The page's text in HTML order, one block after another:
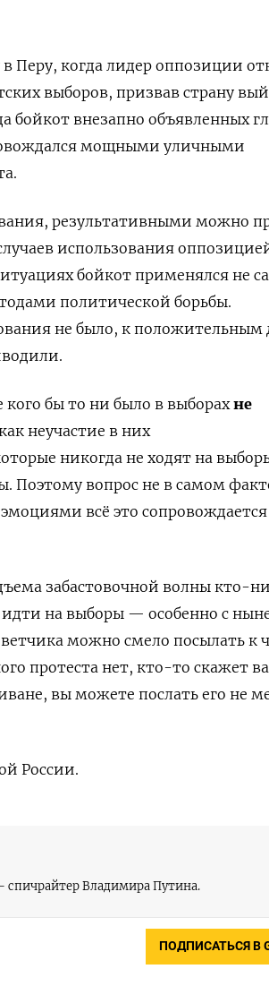
Перу, когда лидер оппозиции
выборов, призвав страну
бойкот внезапно объявленных
мощными уличными
результативными можно
использования
бойкот применялся не
политической борьбы.
не было, к положительным
кого бы то ни было в выборахне
неучастие в них
никогда не ходят на
Поэтому вопрос не в самом
всё это
забастовочной волны кто-
идти на выборы — особенно с
можно смело посылать к
протеста нет, кто-то скажет
вы можете послать его не
России.
спичрайтер Владимира Путина.
ПОДПИСАТЬСЯ В